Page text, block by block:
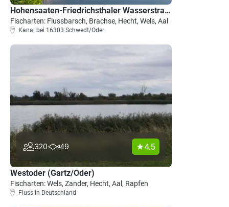
Hohensaaten-Friedrichsthaler Wasserstraße (Schwedt/Oder)
Fischarten: Flussbarsch, Brachse, Hecht, Wels, Aal
Kanal bei 16303 Schwedt/Oder
320 49 4.5
Westoder (Gartz/Oder)
Fischarten: Wels, Zander, Hecht, Aal, Rapfen
Fluss in Deutschland